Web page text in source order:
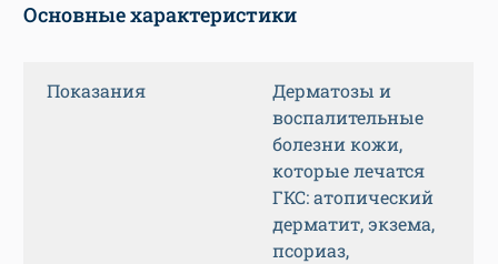
Основные характеристики
Показания
Дерматозы и
воспалительные
болезни кожи,
которые лечатся
ГКС: атопический
дерматит, экзема,
псориаз,